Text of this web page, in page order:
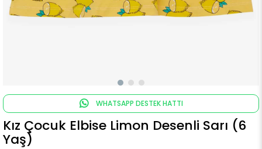
WHATSAPP DESTEK HATTI
Kız Çocuk Elbise Limon Desenli Sarı (6
Yaş)